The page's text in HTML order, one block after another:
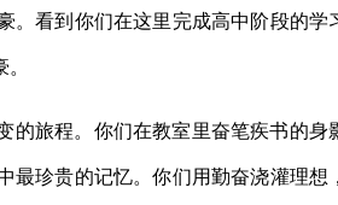
。看到你们在这里完成高中阶段的学
的旅程。你们在教室里奋笔疾书的身
珍贵的记忆。你们用勤奋浇灌理想